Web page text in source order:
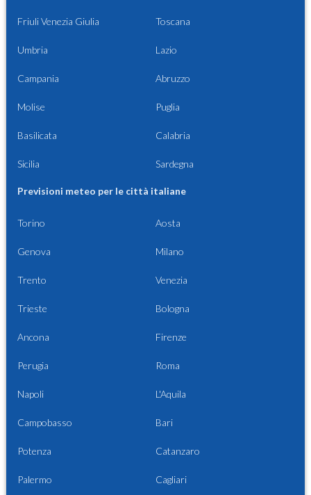
Friuli Venezia Giulia Toscana
Umbria Lazio
Campania Abruzzo
Molise Puglia
Basilicata Calabria
Sicilia Sardegna
Previsioni meteo per le città italiane
Torino Aosta
Genova Milano
Trento Venezia
Trieste Bologna
Ancona Firenze
Perugia Roma
Napoli L'Aquila
Campobasso Bari
Potenza Catanzaro
Palermo Cagliari